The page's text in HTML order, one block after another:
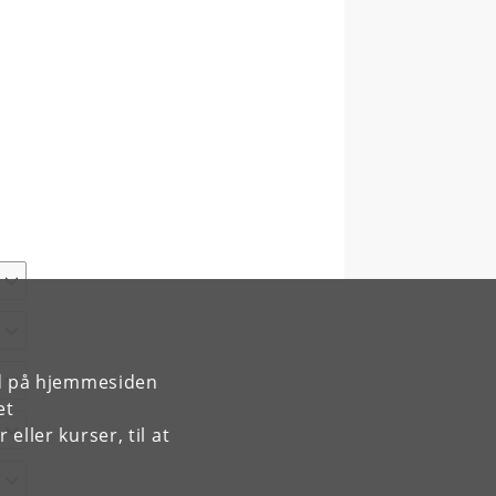
hjemmesiden
eller kurser, til at